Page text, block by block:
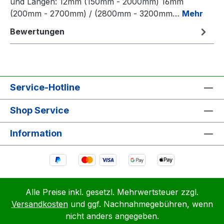
(200mm - 2700mm) / (2800mm - 3200mm… Mehr
Bewertungen
Service-Hotline
Shop Service
Information
Alle Preise inkl. gesetzl. Mehrwertsteuer zzgl.
Versandkostenund ggf. Nachnahmegebühren, wenn
nicht anders angegeben.